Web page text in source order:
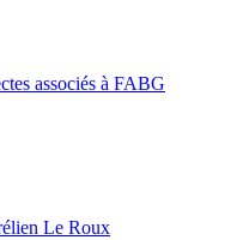
associés à FABG
Le Roux